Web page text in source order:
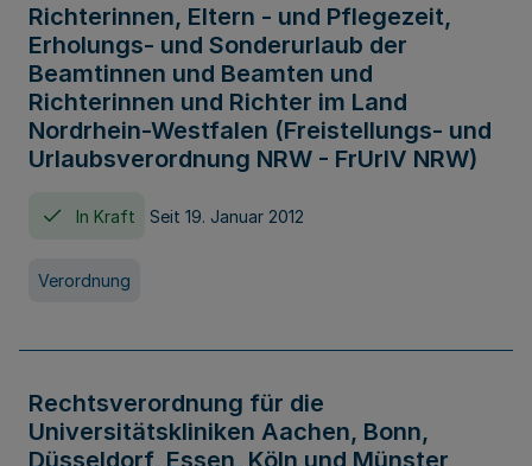
Richterinnen, Eltern - und Pflegezeit,
Erholungs- und Sonderurlaub der
Beamtinnen und Beamten und
Richterinnen und Richter im Land
Nordrhein-Westfalen (Freistellungs- und
Urlaubsverordnung NRW - FrUrlV NRW)
In Kraft Seit 19. Januar 2012
Verordnung
Rechtsverordnung für die
Universitätskliniken Aachen, Bonn,
Düsseldorf, Essen, Köln und Münster